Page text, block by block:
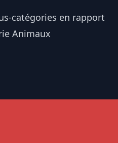
catégories en rapport
Animaux